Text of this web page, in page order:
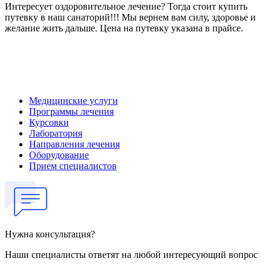
Интересует оздоровительное лечение? Тогда стоит купить
путевку в наш санаторий!!! Мы вернем вам силу, здоровье и
желание жить дальше. Цена на путевку указана в прайсе.
Медицинские услуги
Программы лечения
Курсовки
Лаборатория
Направления лечения
Оборудование
Прием специалистов
Нужна консультация?
Наши специалисты ответят на любой интересующий вопрос